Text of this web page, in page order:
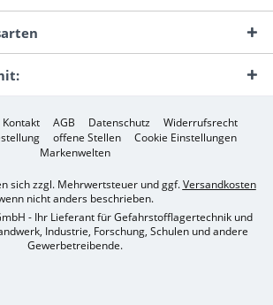
Kontakt AGB Datenschutz
Widerrufsrecht
offene Stellen
Cookie Einstellungen
Markenwelten
sich zzgl. Mehrwertsteuer und ggf.Versandkosten
nicht anders beschrieben.
- Ihr Lieferant für Gefahrstofflagertechnik und
Industrie, Forschung, Schulen und andere
Gewerbetreibende.